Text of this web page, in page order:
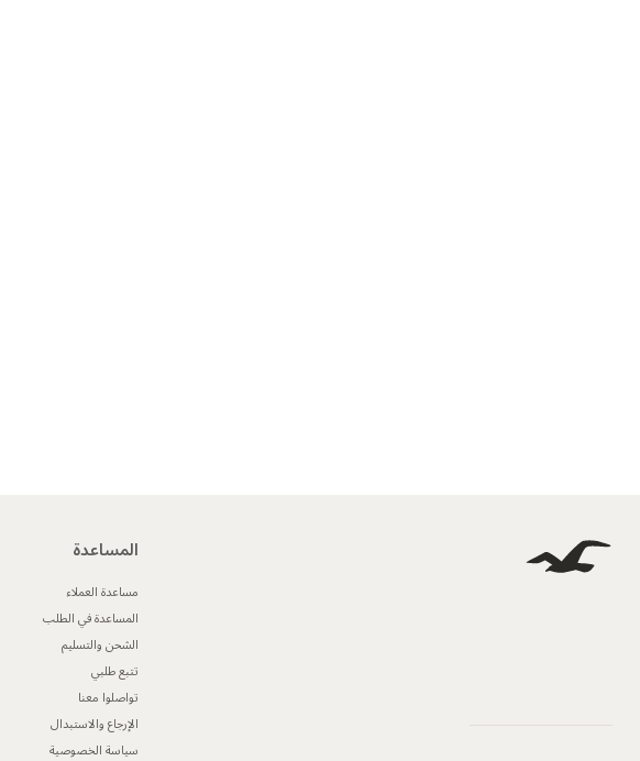
المساعدة
مساعدة العملاء
المساعدة في الطلب
الشحن والتسليم
تتبع طلبي
تواصلوا معنا
الإرجاع والاستبدال
سياسة الخصوصية